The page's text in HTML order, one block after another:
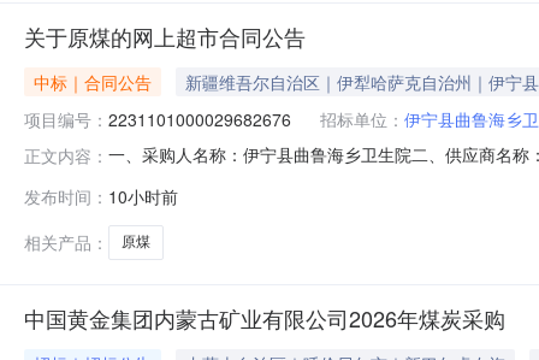
关于原煤的网上超市合同公告
中标｜合同公告
新疆维吾尔自治区｜伊犁哈萨克自治州｜伊宁县
项目编号： 2231101000029682676 招标单位： 伊宁县曲鲁海乡
正文内容： 一、采购人名称：伊宁县曲鲁海乡卫生院二、供应商名
求或标的基本概况：七、其它事项：无八、联系方式1、
海
发布时间： 10小时前
相关产品：
原煤
中国黄金集团内蒙古矿业有限公司2026年煤炭采购